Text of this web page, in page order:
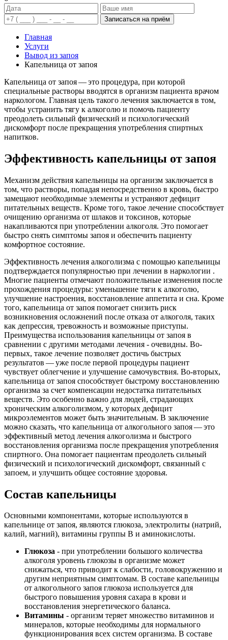
Записаться на приём
Главная
Услуги
Вывод из запоя
Капельница от запоя
Капельница от запоя — это процедура, при которой
специальные растворы вводятся в организм пациента врачом
наркологом. Главная цель такого лечения заключается в том,
чтобы устранить тягу к алкоголю и помочь пациенту
преодолеть сильный физический и психологический
дискомфорт после прекращения употребления спиртных
напитков.
Эффективность капельницы от запоя
Механизм действия капельницы на организм заключается в
том, что растворы, попадая непосредственно в кровь, быстро
замещают необходимые элементы и устраняют дефицит
питательных веществ. Кроме того, такое лечение способствует
очищению организма от шлаков и токсинов, которые
накапливаются при употреблении алкоголя. Это помогает
быстро снять симптомы запоя и обеспечить пациенту
комфортное состояние.
Эффективность лечения алкоголизма с помощью капельницы
подтверждается популярностью при лечении в наркологии .
Многие пациенты отмечают положительные изменения после
прохождения процедуры: уменьшение тяги к алкоголю,
улучшение настроения, восстановление аппетита и сна. Кроме
того, капельница от запоя помогает снизить риск
возникновения осложнений после отказа от алкоголя, таких
как депрессия, тревожность и возможные приступы.
Преимущества использования капельницы от запоя в
сравнении с другими методами лечения - очевидны. Во-
первых, такое лечение позволяет достичь быстрых
результатов — уже после первой процедуры пациент
чувствует облегчение и улучшение самочувствия. Во-вторых,
капельница от запоя способствует быстрому восстановлению
организма за счет компенсации недостатка питательных
веществ. Это особенно важно для людей, страдающих
хроническим алкоголизмом, у которых дефицит
микроэлементов может быть значительным. В заключение
можно сказать, что капельница от алкогольного запоя — это
эффективный метод лечения алкоголизма и быстрого
восстановления организма после прекращения употребления
спиртного. Она помогает пациентам преодолеть сильный
физический и психологический дискомфорт, связанный с
запоем, и улучшить общее состояние здоровья.
Состав капельницы
Основными компонентами, которые используются в
капельнице от запоя, являются глюкоза, электролиты (натрий,
калий, магний), витамины группы В и аминокислоты.
Глюкоза - при употреблении большого количества
алкоголя уровень глюкозы в организме может
снижаться, что приводит к слабости, головокружению и
другим неприятным симптомам. В составе капельницы
от алкогольного запоя глюкоза используется для
быстрого повышения уровня сахара в крови и
восстановления энергетического баланса.
Витамины - организм теряет множество витаминов и
минералов, которые необходимы для нормального
функционирования всех систем организма. В составе